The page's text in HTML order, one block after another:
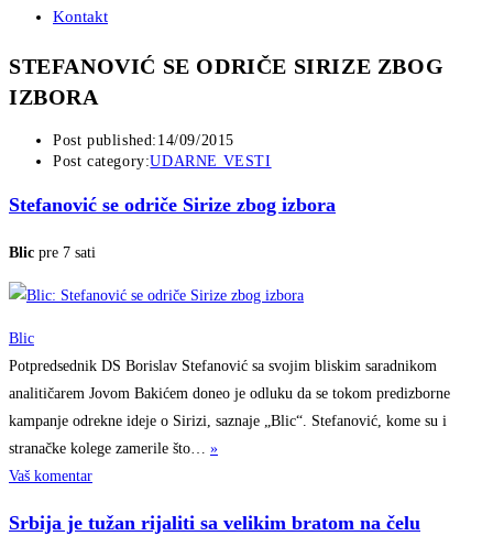
Kontakt
STEFANOVIĆ SE ODRIČE SIRIZE ZBOG
IZBORA
Post published: 14/09/2015
Post category:UDARNE VESTI
Stefanović se odriče Sirize zbog izbora
Blic pre 7 sati
Blic
Potpredsednik DS Borislav Stefanović sa svojim bliskim saradnikom
analitičarem Jovom Bakićem doneo je odluku da se tokom predizborne
kampanje odrekne ideje o Sirizi, saznaje „Blic“. Stefanović, kome su i
stranačke kolege zamerile što… »
Vaš komentar
Srbija je tužan rijaliti sa velikim bratom na čelu